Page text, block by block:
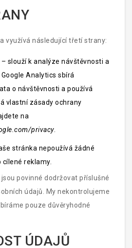
účely – o tom je dále uvedeno v
využívá následující třetí strany:
– slouží k analýze návštěvnosti a
Analytics sbírá
o návštěvnosti a používá
vlastní zásady ochrany
na
privacy.
stránka nepoužívá žádné
reklamy.
povinné dodržovat příslušné
údajů. My nekontrolujeme
pouze důvěryhodné
ÚDAJŮ